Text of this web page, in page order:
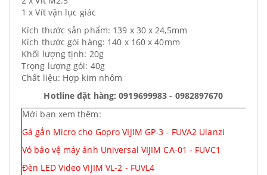
1 x Vít vặn lục giác
Kích thước sản phẩm: 139 x 30 x 24,5mm
Kích thước gói hàng: 140 x 160 x 40mm
Khối lượng tịnh: 20g
Trọng lượng gói: 40g
Chất liệu: Hợp kim nhôm
Hotline đặt hàng: 0919699983 - 0982897670
Mời bạn xem thêm:
Gá gắn Micro cho Gopro VIJIM GP-3 - FUVA2 Ulanzi
Vỏ bảo vệ máy ảnh Universal VIJIM CA-01 - FUVC1
Đèn LED Video VIJIM VL-2 - FUVL4